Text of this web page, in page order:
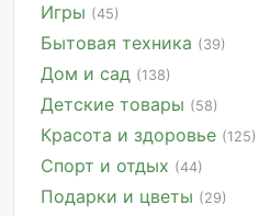
Игры (45)
Бытовая техника (39)
Дом и сад (138)
Детские товары (58)
Красота и здоровье (125)
Спорт и отдых (44)
Подарки и цветы (29)